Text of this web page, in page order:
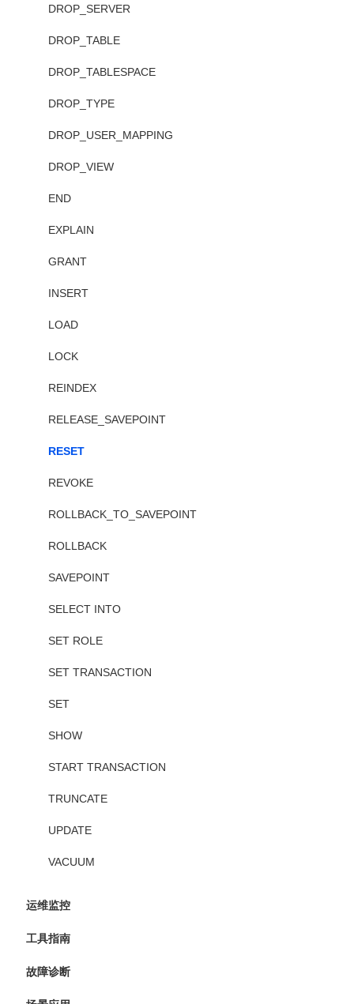
DROP_SERVER
DROP_TABLE
DROP_TABLESPACE
DROP_TYPE
DROP_USER_MAPPING
DROP_VIEW
END
EXPLAIN
GRANT
INSERT
LOAD
LOCK
REINDEX
RELEASE_SAVEPOINT
RESET
REVOKE
ROLLBACK_TO_SAVEPOINT
ROLLBACK
SAVEPOINT
SELECT INTO
SET ROLE
SET TRANSACTION
SET
SHOW
START TRANSACTION
TRUNCATE
UPDATE
VACUUM
运维监控
工具指南
故障诊断